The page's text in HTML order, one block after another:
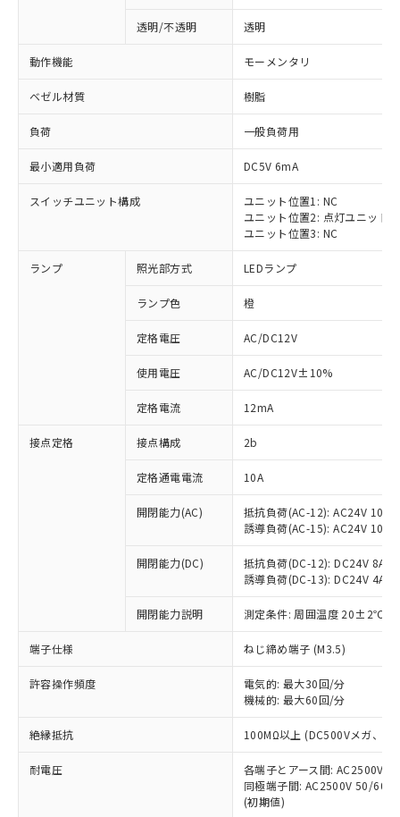
透明/不透明 透明
動作機能 モーメンタリ
ベゼル材質 樹脂
負荷 一般負荷用
最小適用負荷 DC5V 6mA
スイッチユニット構成
ユニット位置1: NC
ユニット位置2: 点灯ユニット
ユニット位置3: NC
ランプ 照光部方式 LEDランプ
ランプ色 橙
定格電圧 AC/DC12V
使用電圧 AC/DC12V±10%
定格電流 12mA
接点定格 接点構成 2b
定格通電電流 10A
開閉能力(AC)
抵抗負荷(AC-12): AC24V 10A/
誘導負荷(AC-15): AC24V
開閉能力(DC)
抵抗負荷(DC-12): DC24V 8A/
誘導負荷(DC-13): DC24V 4A/
開閉能力説明 測定条件: 周囲温度 20±2℃、
端子仕様 ねじ締め端子 (M3.5)
許容操作頻度
電気的: 最大30回/分
機械的: 最大60回/分
絶縁抵抗 100MΩ以上 (DC500Vメガ、点
耐電圧
各端子とアース間: AC2500V
同極端子間: AC2500V 50/
(初期値)
ご利用条件
以下の条件をお読みいただき、同意のうえ
ご利用ください。
本サービスは、当社制御機器事業取扱
商品の当社在庫状況および標準価格
(税抜)を提供させていただくもので
当社制御機器事業取扱商品の中には、
本サービスの対象外となる商品もある
ことをご了承ください。
在庫状況および標準価格照会結果は、
記載している更新日時点での社内デー
タに基づき作成されるものであり、閲
覧された時点での実際の在庫および標
準価格とは異なる場合があることをご
※1 対応状況
対応済み：EU RoHS指令（10物質）の
非含有に対応した製品が提供可能な商品で
す。
対応予定：EU RoHS指令（10物質）の非含
有に対応した製品に切り替える予定のある
対応予定なし：EU RoHS指令（10物質）の
非含有に非対応の商品で、対応品を出す予
定はありません。
調査・確認中：EU RoHS指令（10物質）の
非含有の対応状況を調査中または確認中の
非該当品：ライセンス料など無形物で、有
害物質有無と関係のない商品です。
仕入先様の事情により、非含有部品として
いたものが、含有品と判明した場合などや
むを得ず変更することがあります。
六価クロム(Cr(Ⅵ)) 1000ppm以下、ポリ臭化ビフェニル
類(PBB) 1000ppm以下、ポリ臭化ジフェニルエーテル類
「○」：最大均質材料含有率が中国RoHSの
基準値以下であることを示します。
「×」：最大均質材料含有率が中国RoHSの
基準値を超えていることを示します。
「－」：未確認です。当社販売部門へお問
*中国RoHS10物質の基準値 (GB/T26572)：
Pb(鉛) :1000ppm、 Hg(水銀) : 1000ppm、 Cd(カドミウ
Cr(Ⅵ)(六価クロム) : 1000ppm、 PBBs(ポリ臭化ビフェ
当社は、これら貴社製品のうち、外国
為替および外国貿易法に定める商品
（以下｢規制貨物等」という）を輸出
または国外への提供する場合は、日本
国政府の輸出許可(または役務取引許
可)を取得するなどの必要な手続きを